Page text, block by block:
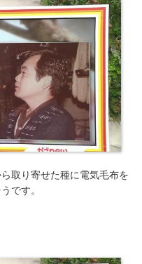
取り寄せた種に電気毛布を
です。